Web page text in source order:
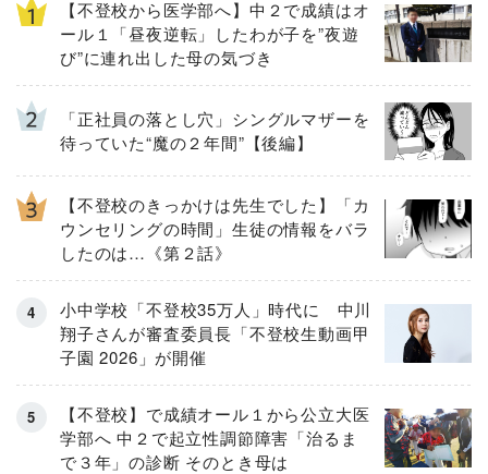
【不登校から医学部へ】中２で成績はオ
ール１「昼夜逆転」したわが子を”夜遊
び”に連れ出した母の気づき
「正社員の落とし穴」シングルマザーを
待っていた“魔の２年間”【後編】
【不登校のきっかけは先生でした】「カ
ウンセリングの時間」生徒の情報をバラ
したのは…《第２話》
小中学校「不登校35万人」時代に 中川
翔子さんが審査委員長「不登校生動画甲
子園 2026」が開催
【不登校】で成績オール１から公立大医
学部へ 中２で起立性調節障害「治るま
で３年」の診断 そのとき母は